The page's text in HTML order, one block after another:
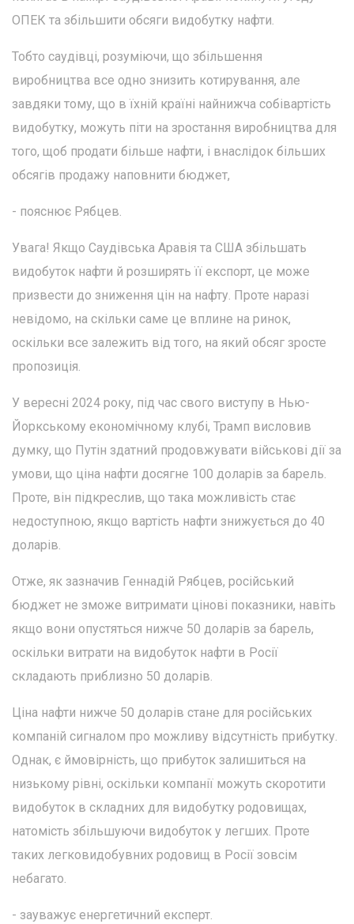
ОПЕК та збільшити обсяги видобутку нафти.
Тобто саудівці, розуміючи, що збільшення
виробництва все одно знизить котирування, але
завдяки тому, що в їхній країні найнижча собівартість
видобутку, можуть піти на зростання виробництва для
того, щоб продати більше нафти, і внаслідок більших
обсягів продажу наповнити бюджет,
- пояснює Рябцев.
Увага! Якщо Саудівська Аравія та США збільшать
видобуток нафти й розширять її експорт, це може
призвести до зниження цін на нафту. Проте наразі
невідомо, на скільки саме це вплине на ринок,
оскільки все залежить від того, на який обсяг зросте
пропозиція.
У вересні 2024 року, під час свого виступу в Нью-
Йоркському економічному клубі, Трамп висловив
думку, що Путін здатний продовжувати військові дії за
умови, що ціна нафти досягне 100 доларів за барель.
Проте, він підкреслив, що така можливість стає
недоступною, якщо вартість нафти знижується до 40
доларів.
Отже, як зазначив Геннадій Рябцев, російський
бюджет не зможе витримати цінові показники, навіть
якщо вони опустяться нижче 50 доларів за барель,
оскільки витрати на видобуток нафти в Росії
складають приблизно 50 доларів.
Ціна нафти нижче 50 доларів стане для російських
компаній сигналом про можливу відсутність прибутку.
Однак, є ймовірність, що прибуток залишиться на
низькому рівні, оскільки компанії можуть скоротити
видобуток в складних для видобутку родовищах,
натомість збільшуючи видобуток у легших. Проте
таких легковидобувних родовищ в Росії зовсім
небагато.
- зауважує енергетичний експерт.